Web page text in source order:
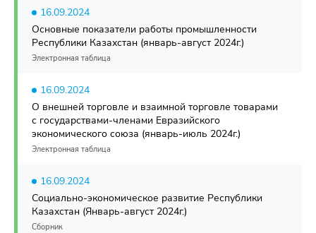
16.09.2024
Основные показатели работы промышленности
Республики Казахстан (январь-август 2024г.)
Электронная таблица
16.09.2024
О внешней торговле и взаимной торговле товарами
с государствами-членами Евразийского
экономического союза (январь-июль 2024г.)
Электронная таблица
16.09.2024
Социально-экономическое развитие Республики
Казахстан (Январь-август 2024г.)
Сборник